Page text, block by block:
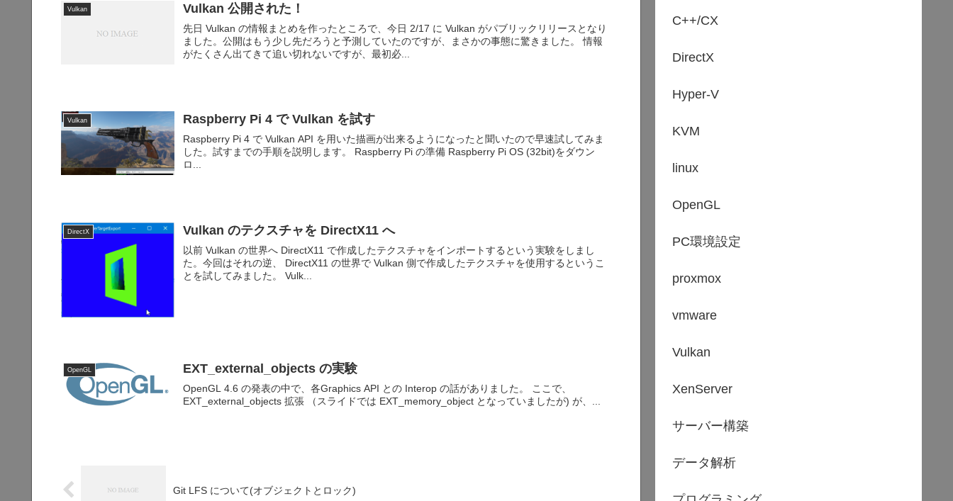
Vulkan Vulkan 公開された！
先日 Vulkan の情報まとめを作ったところで、今日 2/17 に Vulkan がパブリックリリースとなり
ました。公開はもう少し先だろうと予測していたのですが、まさかの事態に驚きました。 情報
がたくさん出てきて追い切れないですが、最初必...
Vulkan Raspberry Pi 4 で Vulkan を試す
Raspberry Pi 4 で Vulkan API を用いた描画が出来るようになったと聞いたので早速試してみま
した。試すまでの手順を説明します。 Raspberry Pi の準備 Raspberry Pi OS (32bit)をダウン
ロ...
DirectX Vulkan のテクスチャを DirectX11 へ
以前 Vulkan の世界へ DirectX11 で作成したテクスチャをインポートするという実験をしまし
た。今回はそれの逆、 DirectX11 の世界で Vulkan 側で作成したテクスチャを使用するというこ
とを試してみました。 Vulk...
OpenGL EXT_external_objects の実験
OpenGL 4.6 の発表の中で、各Graphics API との Interop の話がありました。 ここで、
EXT_external_objects 拡張 （スライドでは EXT_memory_object となっていましたが) が、...
Git LFS について(オブジェクトとロック)
C++/CX
DirectX
Hyper-V
KVM
linux
OpenGL
PC環境設定
proxmox
vmware
Vulkan
XenServer
サーバー構築
データ解析